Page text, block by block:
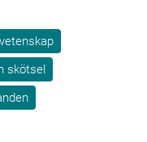
skötsel